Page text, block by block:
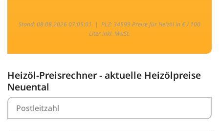
Stand: 08.08.2026 07:05:01 | PLZ: 34599 Preise für Heizöl in € / 100
Liter inkl. MwSt.
Heizöl-Preisrechner - aktuelle Heizölpreise
Neuental